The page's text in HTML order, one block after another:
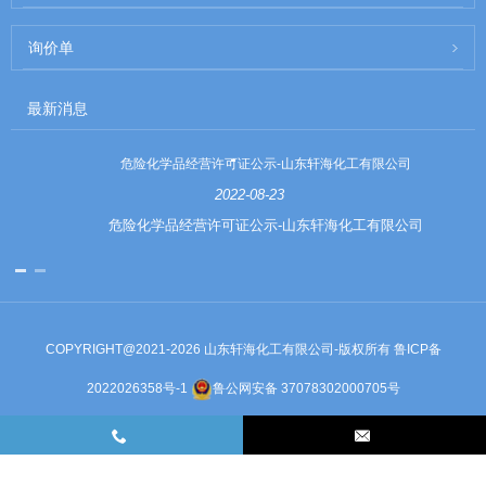
询价单
最新消息
危险化学品经营许可证公示-山东轩海化工有限公司
2022-08-23
危险化学品经营许可证公示-山东轩海化工有限公司
COPYRIGHT@2021-2026 山东轩海化工有限公司-版权所有 鲁ICP备
2022026358号-1 鲁公网安备 37078302000705号
Sitemap